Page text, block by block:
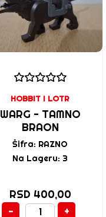
HOBBIT I LOTR
WARG - TAMNO
BRAON
Šifra: RAZNO
Na Lageru: 3
RSD 400,00
-
+